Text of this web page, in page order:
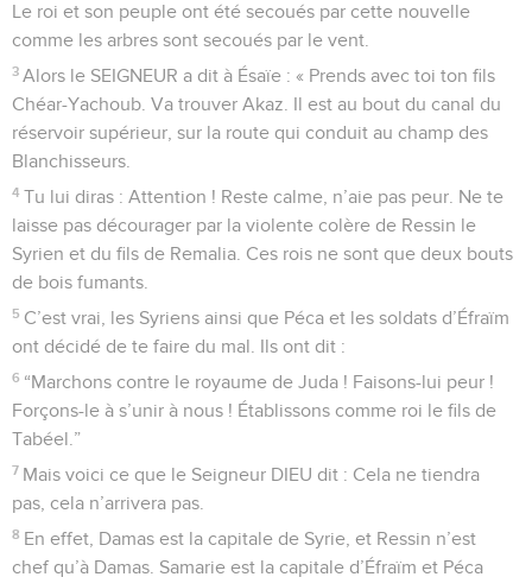
Le roi et son peuple ont été secoués par cette nouvelle
comme les arbres sont secoués par le vent.
3 Alors le SEIGNEUR a dit à Ésaïe : « Prends avec toi ton fils
Chéar-Yachoub. Va trouver Akaz. Il est au bout du canal du
réservoir supérieur, sur la route qui conduit au champ des
Blanchisseurs.
4 Tu lui diras : Attention ! Reste calme, n’aie pas peur. Ne te
laisse pas décourager par la violente colère de Ressin le
Syrien et du fils de Remalia. Ces rois ne sont que deux bouts
de bois fumants.
5 C’est vrai, les Syriens ainsi que Péca et les soldats d’Éfraïm
ont décidé de te faire du mal. Ils ont dit :
6 “Marchons contre le royaume de Juda ! Faisons-lui peur !
Forçons-le à s’unir à nous ! Établissons comme roi le fils de
Tabéel.”
7 Mais voici ce que le Seigneur DIEU dit : Cela ne tiendra
pas, cela n’arrivera pas.
8 En effet, Damas est la capitale de Syrie, et Ressin n’est
chef qu’à Damas. Samarie est la capitale d’Éfraïm et Péca